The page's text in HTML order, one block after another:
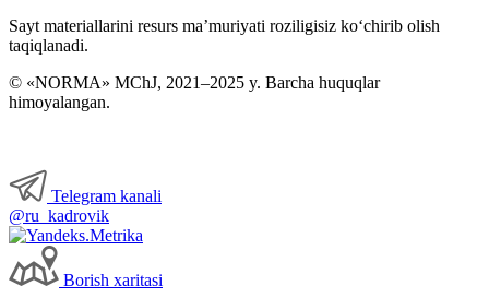
Sayt materiallarini resurs ma’muriyati roziligisiz koʻchirib olish
taqiqlanadi.
© «NORMA» MChJ, 2021–2025 y. Barcha huquqlar
himoyalangan.
Telegram kanali
@ru_kadrovik
Borish хaritasi